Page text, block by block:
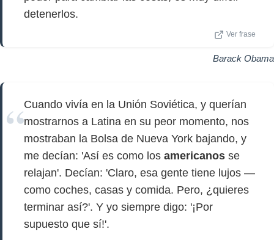
detenerlos.
Ver frase
Barack Obama
Cuando vivía en la Unión Soviética, y querían
mostrarnos a Latina en su peor momento, nos
mostraban la Bolsa de Nueva York bajando, y
me decían: 'Así es como los americanos se
relajan'. Decían: 'Claro, esa gente tiene lujos —
como coches, casas y comida. Pero, ¿quieres
terminar así?'. Y yo siempre digo: '¡Por
supuesto que sí!'.